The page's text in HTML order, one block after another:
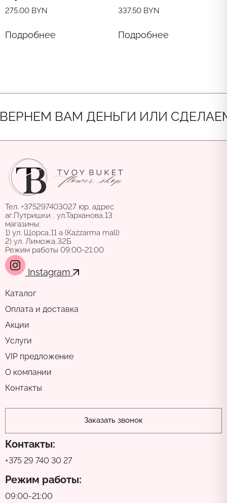
275.00 BYN
Подробнее
337.50 BYN
Подробнее
ВАМ ДЕНЬГИ ИЛИ СДЕЛАЕМ
Тел. +375297403027 юр. адрес
аг.Путришки , ул.Тарханова,13
магазины:
1) ул. Щорса,11 а (Каzzarma mall)
2) ул. Лиможа,32Б
Режим работы 09:00-21:00
Instagram
Каталог
Оплата и доставка
Акции
Услуги
VIP предложение
О компании
Контакты
Заказать звонок
Контакты:
+375 29 740 30 27
Режим работы:
09:00-21:00